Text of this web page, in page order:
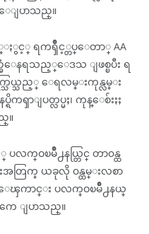
ေျပာသည္။
ာ္ႏွင့္ ရကၡိဳင့္တပ္ေတာ္ AA
နရသည့္ေဒသ ျဖစ္ၿပီး ရ
ယ္သည့္ ေရလမ္းကုန္လမ္း
ၡာျပတ္လပ္မႈ၊ ကုန္ေစ်းႏႈ
။
က္ဝၿမိဳ႕နယ္တြင္ တာ၀န္ထ
အတြက္ ယခုလို ၀န္ထမ္းလစာ
ၾကာင္း ပလက္ဝၿမိဳ႕နယ္
ကေ ျပာသည္။